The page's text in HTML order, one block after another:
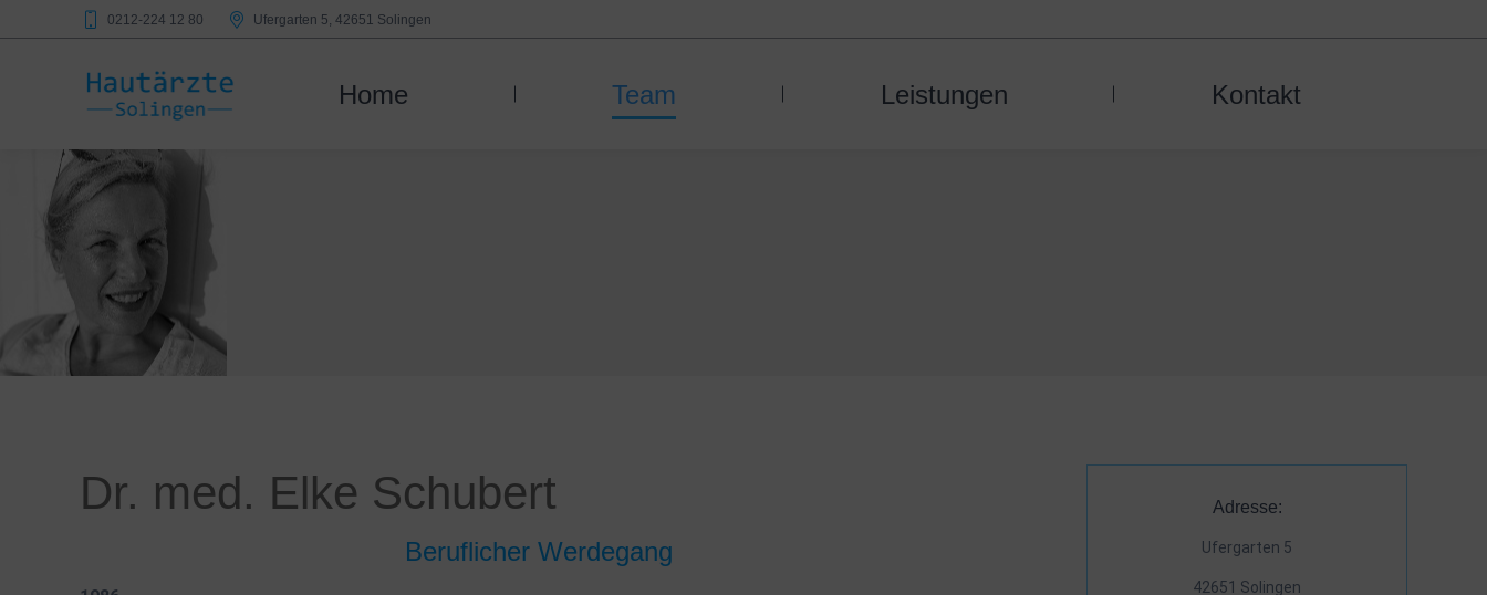
0212-224 12 80 Ufergarten 5, 42651 Solingen
Home Team Leistungen Kontakt
Dr. med. Elke Schubert
Beruflicher Werdegang
Adresse:
Ufergarten 5
42651 Solingen